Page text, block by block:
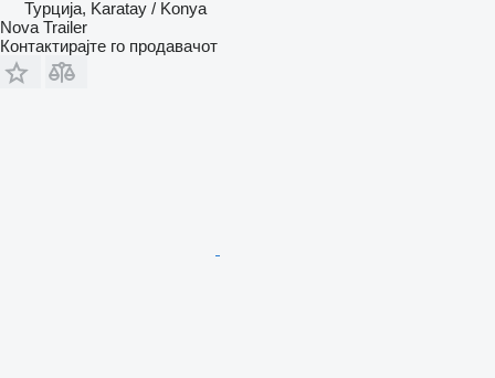
Турција, Karatay / Konya
Nova Trailer
Контактирајте го продавачот